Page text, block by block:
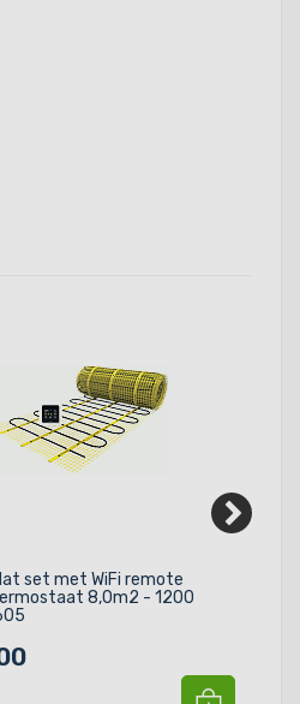
set met WiFi remote
8,0m2 - 1200